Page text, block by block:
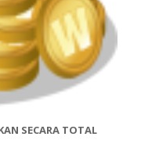
SECARA TOTAL